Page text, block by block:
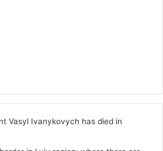
Vasyl Ivanykovych has died in